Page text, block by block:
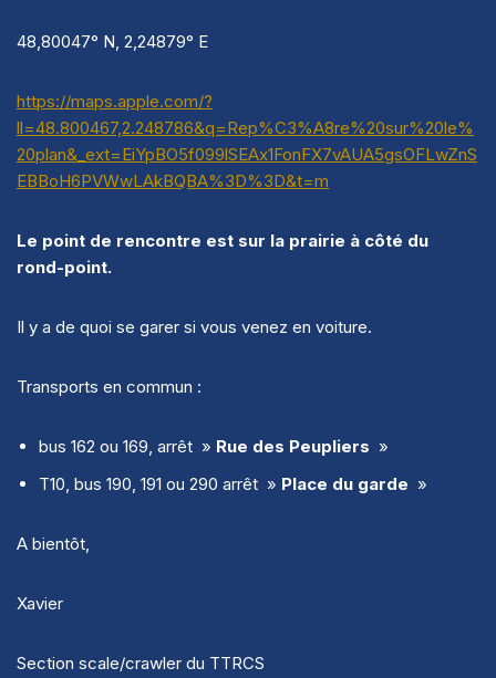
48,80047° N, 2,24879° E
https://maps.apple.com/?
ll=48.800467,2.248786&q=Rep%C3%A8re%20sur%20le%
20plan&_ext=EiYpBO5f099lSEAx1FonFX7vAUA5gsOFLwZnS
EBBoH6PVWwLAkBQBA%3D%3D&t=m
Le point de rencontre est sur la prairie à côté du
rond-point.
Il y a de quoi se garer si vous venez en voiture.
Transports en commun :
bus 162 ou 169, arrêt » Rue des Peupliers »
T10, bus 190, 191 ou 290 arrêt » Place du garde »
A bientôt,
Xavier
Section scale/crawler du TTRCS